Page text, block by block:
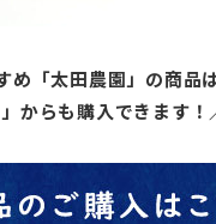
め「太田農園」の商品
」からも購入できます！